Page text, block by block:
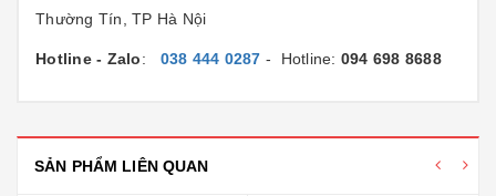
Thường Tín, TP Hà Nội
Hotline - Zalo: 038 444 0287 - Hotline: 094 698 8688
SẢN PHẨM LIÊN QUAN